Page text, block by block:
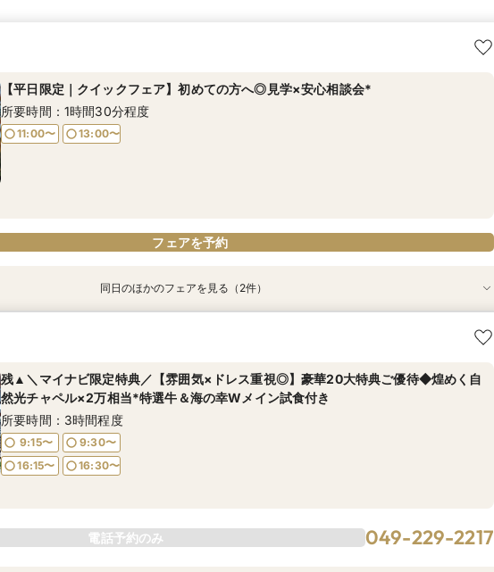
【平日限定｜クイックフェア】初めての方へ◎見学×安心相談会*
所要時間：1時間30分程度
11:00〜 13:00〜
フェアを予約
11:00〜 13:00〜
12:00〜
14:00〜
16:00〜
同日のほかのフェアを見る（2件）
残▲＼マイナビ限定特典／【雰囲気×ドレス重視◎】豪華20大特典ご優待◆煌めく自
然光チャペル×2万相当*特選牛＆海の幸Wメイン試食付き
所要時間：3時間程度
9:15〜
9:30〜
16:15〜
16:30〜
電話予約のみ 049-229-2217